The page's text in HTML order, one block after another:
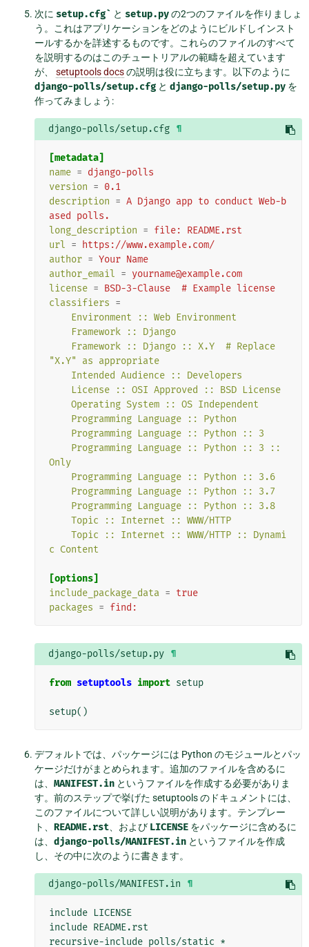
次に setup.cfg` と setup.pyの2つのファイルを作りましょ
う。これはアプリケーションをどのようにビルドしインスト
ールするかを詳述するものです。これらのファイルのすべて
を説明するのはこのチュートリアルの範疇を超えています
が、 setuptools docsの説明は役に立ちます。以下のように
django-polls/setup.cfg と django-polls/setup.py を
作ってみましょう:
django-polls/setup.cfg ¶
[metadata]
name = django-polls
version = 0.1
description = A Django app to conduct Web-b
ased polls.
long_description = file: README.rst
url =
https://www.example.com/
author = Your Name
author_email = yourname@example.com
license = BSD-3-Clause  # Example license
classifiers =
Environment :: Web Environment
Framework :: Django
Framework :: Django :: X.Y  # Replace
"X.Y" as appropriate
Intended Audience :: Developers
License :: OSI Approved :: BSD License
Operating System :: OS Independent
Programming Language :: Python
Programming Language :: Python :: 3
Programming Language :: Python :: 3 ::
Only
Programming Language :: Python :: 3.6
Programming Language :: Python :: 3.7
Programming Language :: Python :: 3.8
Topic :: Internet :: WWW/HTTP
Topic :: Internet :: WWW/HTTP :: Dynami
c Content
[options]
include_package_data = true
packages = find:
django-polls/setup.py ¶
from setuptools import setup
setup()
デフォルトでは、パッケージには Python のモジュールとパッ
ケージだけがまとめられます。追加のファイルを含めるに
は、 MANIFEST.in というファイルを作成する必要がありま
す。前のステップで挙げた setuptools のドキュメントには、
このファイルについて詳しい説明があります。テンプレー
ト、 README.rst 、および LICENSE をパッケージに含めるに
は、 django-polls/MANIFEST.in というファイルを作成
し、その中に次のように書きます。
django-polls/MANIFEST.in ¶
include LICENSE
include README.rst
recursive-include polls/static *